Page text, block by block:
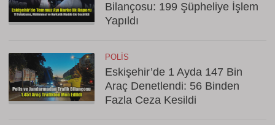
Bilançosu: 199 Şüpheliye İşlem
Yapıldı
POLIS
Eskişehir’de 1 Ayda 147 Bin
Araç Denetlendi: 56 Binden
Fazla Ceza Kesildi